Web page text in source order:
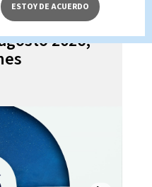
para
2026,
ESTOY DE ACUERDO